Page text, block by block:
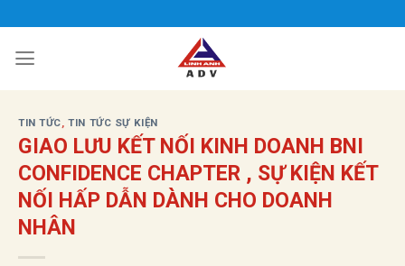
qua
nội
TIN TỨC,TIN TỨC SỰ KIỆN
GIAO LƯU KẾT NỐI KINH DOANH BNI
CONFIDENCE CHAPTER , SỰ KIỆN KẾT
NỐI HẤP DẪN DÀNH CHO DOANH
NHÂN